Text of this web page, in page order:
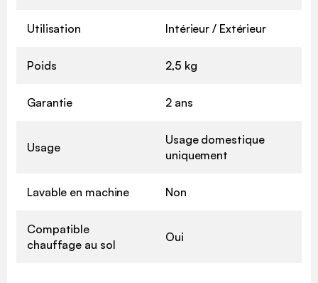
Utilisation Intérieur / Extérieur
Poids 2,5 kg
Garantie 2 ans
Usage
Usage domestique
uniquement
Lavable en machine Non
Compatible
chauffage au sol
Oui